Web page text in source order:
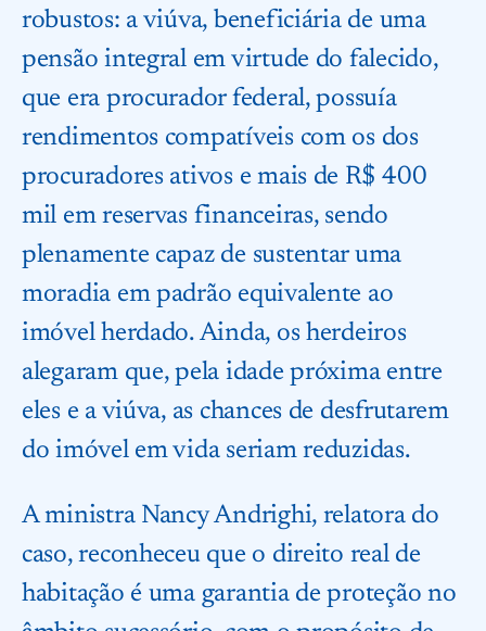
robustos: a viúva, beneficiária de uma
pensão integral em virtude do falecido,
que era procurador federal, possuía
rendimentos compatíveis com os dos
procuradores ativos e mais de R$ 400
mil em reservas financeiras, sendo
plenamente capaz de sustentar uma
moradia em padrão equivalente ao
imóvel herdado. Ainda, os herdeiros
alegaram que, pela idade próxima entre
eles e a viúva, as chances de desfrutarem
do imóvel em vida seriam reduzidas.
A ministra Nancy Andrighi, relatora do
caso, reconheceu que o direito real de
habitação é uma garantia de proteção no